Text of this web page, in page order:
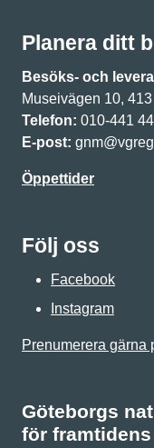
Planera ditt
Besöks- och
Museivägen 10,
Telefon: 010-441
E-post:
Öppettider
Följ oss
Facebook
Instagram
Prenumerera gärna
Göteborgs
för